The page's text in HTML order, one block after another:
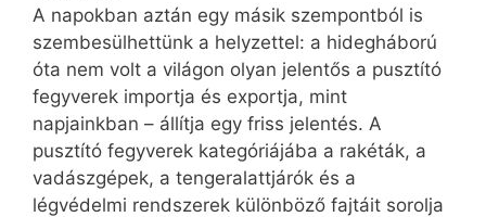
A napokban aztán egy másik szempontból is
szembesülhettünk a helyzettel: a hidegháború
óta nem volt a világon olyan jelentős a pusztító
fegyverek importja és exportja, mint
napjainkban – állítja egy friss jelentés. A
pusztító fegyverek kategóriájába a rakéták, a
vadászgépek, a tengeralattjárók és a
légvédelmi rendszerek különböző fajtáit sorolja